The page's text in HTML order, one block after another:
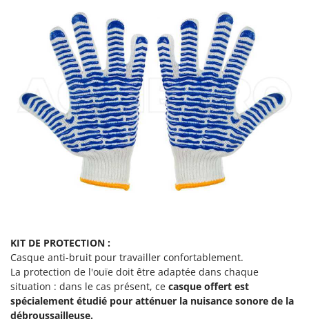
Resto Italia
Ribimex
Ripartrak
River Systems
Robomow
Rossofuoco
Rover Pompe
Royal Food
S
S.T.P.
Santos
Sbaraglia
Schnitzer
KIT DE PROTECTION :
Casque anti-bruit pour travailler confortablement.
La protection de l'ouïe doit être adaptée dans chaque
situation : dans le cas présent, ce casque offert est
spécialement étudié pour atténuer la nuisance sonore de la
débroussailleuse.